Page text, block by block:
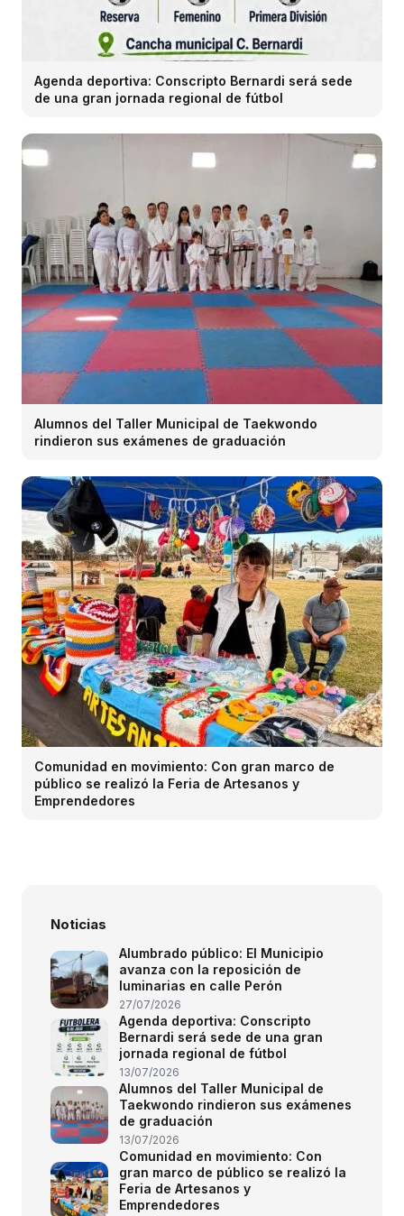
Agenda deportiva: Conscripto Bernardi será sede
de una gran jornada regional de fútbol
Alumnos del Taller Municipal de Taekwondo
rindieron sus exámenes de graduación
Comunidad en movimiento: Con gran marco de
público se realizó la Feria de Artesanos y
Emprendedores
Noticias
Alumbrado público: El Municipio
avanza con la reposición de
luminarias en calle Perón
27/07/2026
Agenda deportiva: Conscripto
Bernardi será sede de una gran
jornada regional de fútbol
13/07/2026
Alumnos del Taller Municipal de
Taekwondo rindieron sus exámenes
de graduación
13/07/2026
Comunidad en movimiento: Con
gran marco de público se realizó la
Feria de Artesanos y
Emprendedores